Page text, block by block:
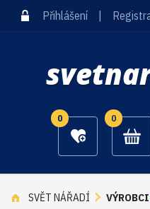
Přihlášení
0 0
SVĚT NÁŘADÍ VÝROBCI